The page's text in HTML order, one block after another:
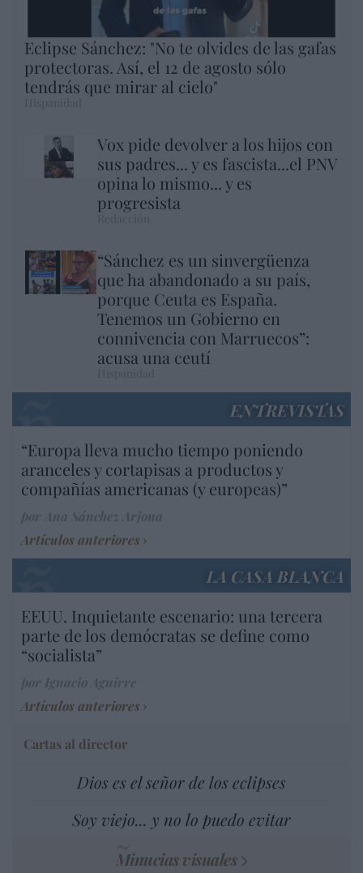
Eclipse Sánchez: "No te olvides de las gafas
protectoras. Así, el 12 de agosto sólo
tendrás que mirar al cielo"
Vox pide devolver a los hijos con
sus padres... y es fascista...el PNV
opina lo mismo... y es
progresista
“Sánchez es un sinvergüenza
que ha abandonado a su país,
porque Ceuta es España.
Tenemos un Gobierno en
connivencia con Marruecos”:
acusa una ceutí
ENTREVISTAS
“Europa lleva mucho tiempo poniendo
aranceles y cortapisas a productos y
compañías americanas (y europeas)”
Artículos anteriores
LA CASA BLANCA
EEUU. Inquietante escenario: una tercera
parte de los demócratas se define como
“socialista”
Artículos anteriores
Cartas al director
Dios es el señor de los eclipses
Soy viejo... y no lo puedo evitar
Minucias visuales